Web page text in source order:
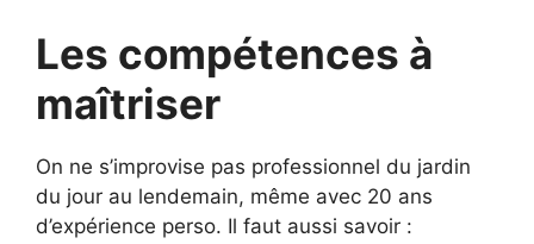
Les compétences à
maîtriser
On ne s’improvise pas professionnel du jardin
du jour au lendemain, même avec 20 ans
d’expérience perso. Il faut aussi savoir :